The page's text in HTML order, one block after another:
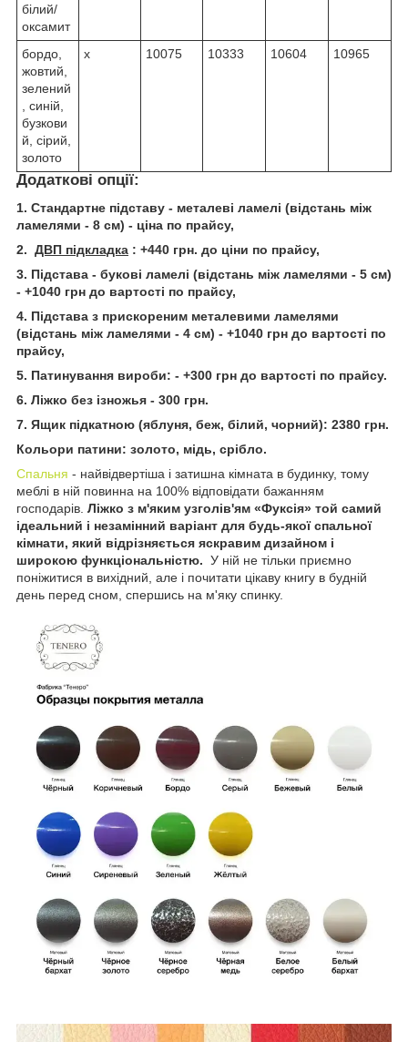
білий/
оксамит
бордо,
жовтий,
зелений
, синій,
бузкови
й, сірий,
золото
х 10075 10333 10604 10965
Додаткові опції:
1. Стандартне підставу - металеві ламелі (відстань між
ламелями - 8 см) - ціна по прайсу,
2. ДВП підкладка : +440 грн. до ціни по прайсу,
3. Підстава - букові ламелі (відстань між ламелями - 5 см)
- +1040 грн до вартості по прайсу,
4. Підстава з прискореним металевими ламелями
(відстань між ламелями - 4 см) - +1040 грн до вартості по
прайсу,
5. Патинування вироби: - +300 грн до вартості по прайсу.
6. Ліжко без ізножья - 300 грн.
7. Ящик підкатною (яблуня, беж, білий, чорний): 2380 грн.
Кольори патини: золото, мідь, срібло.
Спальня - найвідвертіша і затишна кімната в будинку, тому
меблі в ній повинна на 100% відповідати бажанням
господарів. Ліжко з м'яким узголів'ям «Фуксія» той самий
ідеальний і незамінний варіант для будь-якої спальної
кімнати, який відрізняється яскравим дизайном і
широкою функціональністю. У ній не тільки приємно
поніжитися в вихідний, але і почитати цікаву книгу в будній
день перед сном, спершись на м'яку спинку.